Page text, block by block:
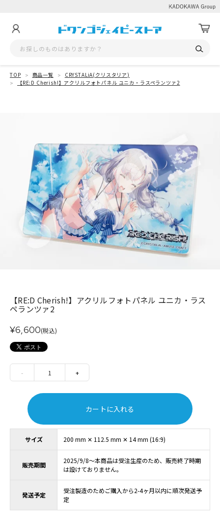
TOP 商品一覧
CRYSTALiA(クリスタリア)
【RE:D Cherish!】アクリルフォトパネル ユニカ・ラスペランツァ2
サイズ 200 mm ✕ 112.5 mm ✕ 14 mm (16:9)
販売期間
2025/9/8～本商品は受注生産のため、販売終了時期
は設けておりません。
発送予定
受注製造のためご購入から2-4ヶ月以内に順次発送予
定
【RE:D Cherish!】アクリルフォトパネル ユニカ・ラス
ペランツァ2
¥6,600(税込)
- 1 +
カートに入れる